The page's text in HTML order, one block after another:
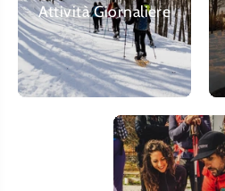
Attività Giornaliere